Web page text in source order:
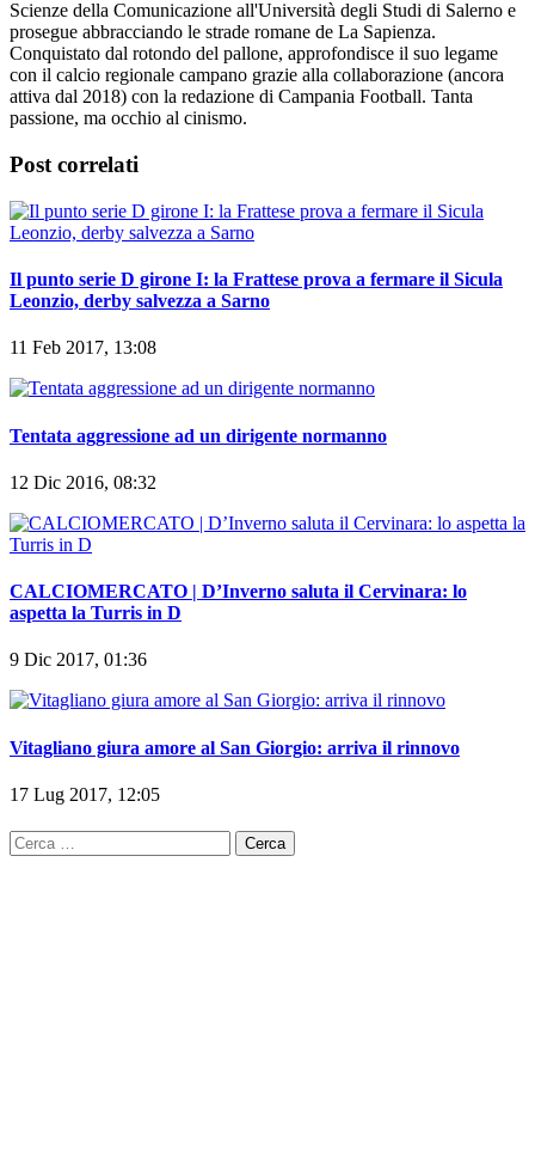
Scienze della Comunicazione all'Università degli Studi di Salerno e
prosegue abbracciando le strade romane de La Sapienza.
Conquistato dal rotondo del pallone, approfondisce il suo legame
con il calcio regionale campano grazie alla collaborazione (ancora
attiva dal 2018) con la redazione di Campania Football. Tanta
passione, ma occhio al cinismo.
Post correlati
Il punto serie D girone I: la Frattese prova a fermare il Sicula
Leonzio, derby salvezza a Sarno
11 Feb 2017, 13:08
Tentata aggressione ad un dirigente normanno
12 Dic 2016, 08:32
CALCIOMERCATO | D’Inverno saluta il Cervinara: lo
aspetta la Turris in D
9 Dic 2017, 01:36
Vitagliano giura amore al San Giorgio: arriva il rinnovo
17 Lug 2017, 12:05
Ricerca
per: